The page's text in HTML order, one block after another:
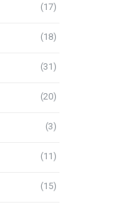
(17)
(18)
(31)
(20)
(3)
(11)
(15)